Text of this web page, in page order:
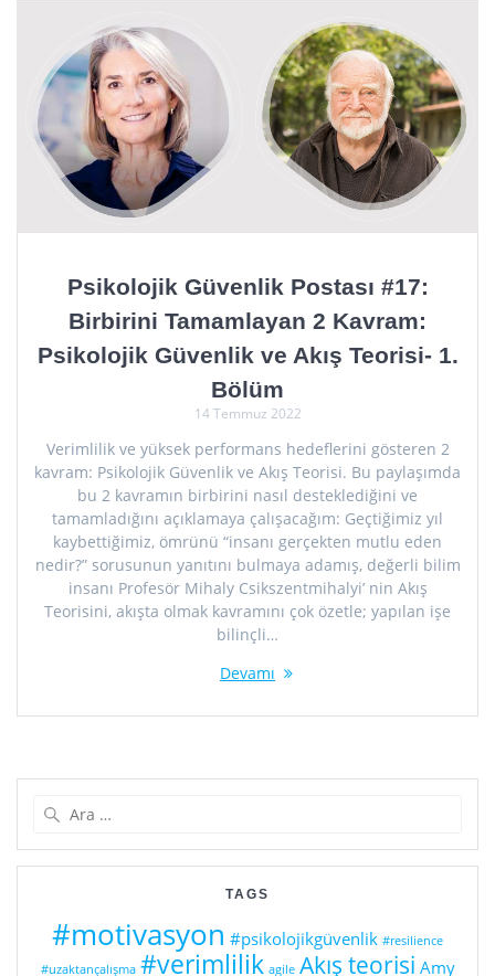
Psikolojik Güvenlik Postası #17:
Birbirini Tamamlayan 2 Kavram:
Psikolojik Güvenlik ve Akış Teorisi- 1.
Bölüm
14 Temmuz 2022
Verimlilik ve yüksek performans hedeflerini gösteren 2
kavram: Psikolojik Güvenlik ve Akış Teorisi. Bu paylaşımda
bu 2 kavramın birbirini nasıl desteklediğini ve
tamamladığını açıklamaya çalışacağım: Geçtiğimiz yıl
kaybettiğimiz, ömrünü “insanı gerçekten mutlu eden
nedir?” sorusunun yanıtını bulmaya adamış, değerli bilim
insanı Profesör Mihaly Csikszentmihalyi’ nin Akış
Teorisini, akışta olmak kavramını çok özetle; yapılan işe
bilinçli…
Devamı
TAGS
#motivasyon #psikolojikgüvenlik #resilience
#uzaktançalışma #verimlilik agile Akış teorisi Amy